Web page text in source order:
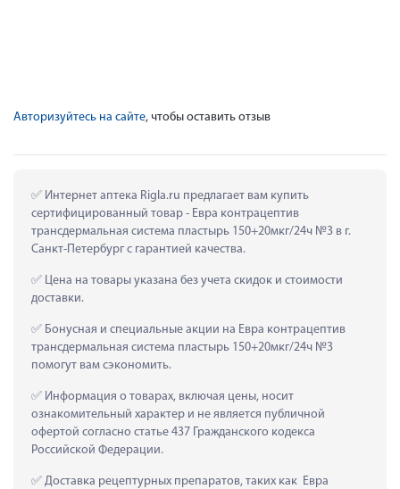
Авторизуйтесь на сайте, чтобы оставить отзыв
Интернет аптека Rigla.ru предлагает вам купить
сертифицированный товар - Евра контрацептив
трансдермальная система пластырь 150+20мкг/24ч №3 в г.
Санкт-Петербург с гарантией качества.
Цена на товары указана без учета скидок и стоимости
доставки.
Бонусная и специальные акции на Евра контрацептив
трансдермальная система пластырь 150+20мкг/24ч №3
помогут вам сэкономить.
Информация о товарах, включая цены, носит
ознакомительный характер и не является публичной
офертой согласно статье 437 Гражданского кодекса
Российской Федерации.
Доставка рецептурных препаратов, таких как  Евра